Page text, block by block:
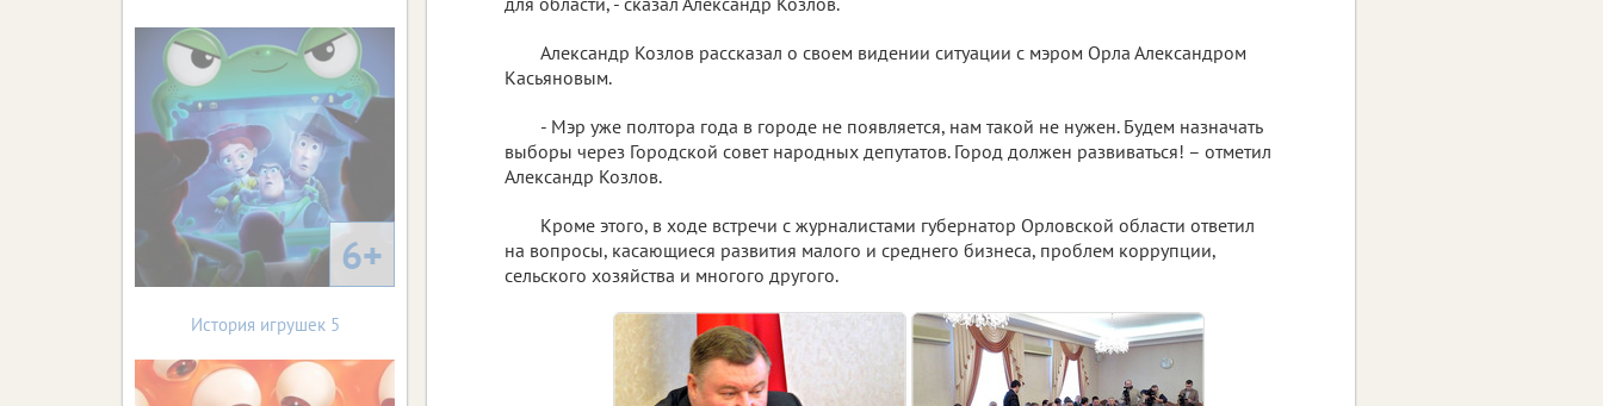
Александр Козлов рассказал о своем видении ситуации с мэром Орла Александром
Касьяновым.
- Мэр уже полтора года в городе не появляется, нам такой не нужен. Будем назначать
выборы через Городской совет народных депутатов. Город должен развиваться! – отметил
Александр Козлов.
Кроме этого, в ходе встречи с журналистами губернатор Орловской области ответил
на вопросы, касающиеся развития малого и среднего бизнеса, проблем коррупции,
сельского хозяйства и многого другого.
6+
История игрушек 5